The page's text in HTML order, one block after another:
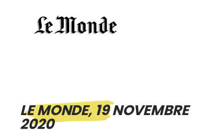
LE MONDE, 19 NOVEMBRE
2020